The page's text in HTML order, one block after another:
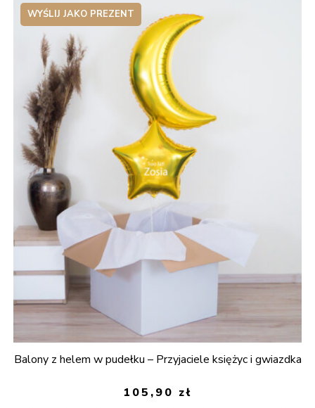
WYŚLIJ JAKO PREZENT
Balony z helem w pudełku – Przyjaciele księżyc i gwiazdka
105,90 zł